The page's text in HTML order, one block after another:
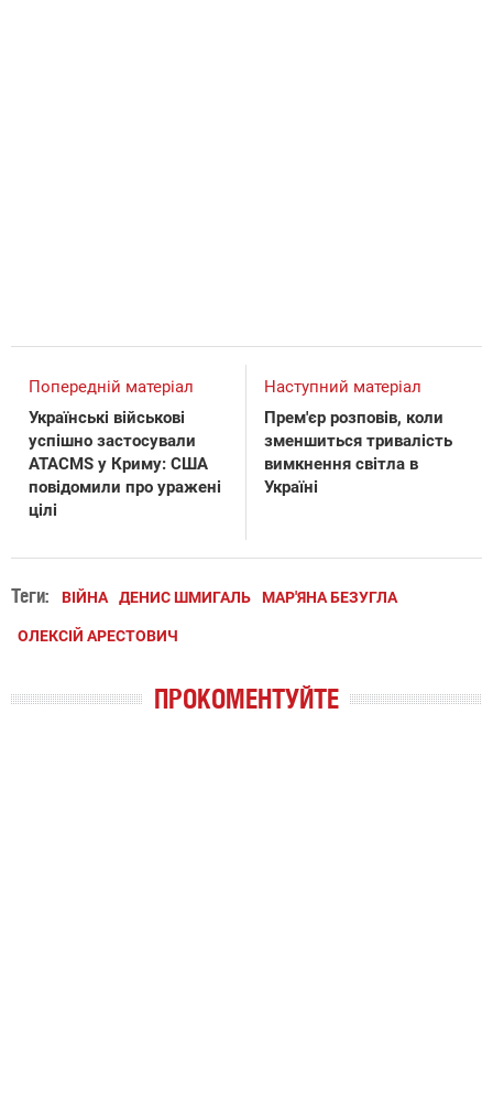
Попередній матеріал
Українські військові
успішно застосували
ATACMS у Криму: США
повідомили про уражені
цілі
Наступний матеріал
Прем'єр розповів, коли
зменшиться тривалість
вимкнення світла в
Україні
Теги: ВІЙНА ДЕНИС ШМИГАЛЬ МАР'ЯНА БЕЗУГЛА
ОЛЕКСІЙ АРЕСТОВИЧ
ПРОКОМЕНТУЙТЕ